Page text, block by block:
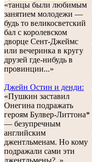
«танцы были любимым
занятием молодежи —
будь то великосветский
бал с королевском
дворце Сент-Джеймс
или вечеринка в кругу
друзей где-нибудь в
провинции...»
Джейн Остин и денди:
«Пушкин заставил
Онегина подражать
героям Булвер-Литтона*
— безупречным
английским
джентльменам. Но кому
подражали сами эти
джентльмены?..»